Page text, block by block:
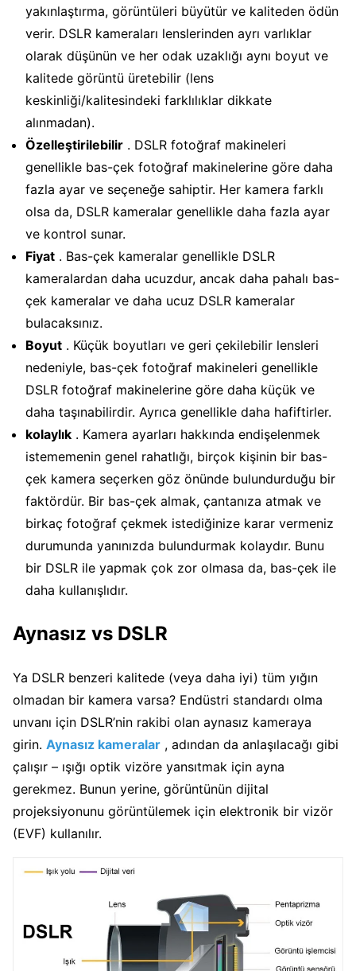
yakınlaştırma, görüntüleri büyütür ve kaliteden ödün
verir. DSLR kameraları lenslerinden ayrı varlıklar
olarak düşünün ve her odak uzaklığı aynı boyut ve
kalitede görüntü üretebilir (lens
keskinliği/kalitesindeki farklılıklar dikkate
alınmadan).
Özelleştirilebilir . DSLR fotoğraf makineleri
genellikle bas-çek fotoğraf makinelerine göre daha
fazla ayar ve seçeneğe sahiptir. Her kamera farklı
olsa da, DSLR kameralar genellikle daha fazla ayar
ve kontrol sunar.
Fiyat . Bas-çek kameralar genellikle DSLR
kameralardan daha ucuzdur, ancak daha pahalı bas-
çek kameralar ve daha ucuz DSLR kameralar
bulacaksınız.
Boyut . Küçük boyutları ve geri çekilebilir lensleri
nedeniyle, bas-çek fotoğraf makineleri genellikle
DSLR fotoğraf makinelerine göre daha küçük ve
daha taşınabilirdir. Ayrıca genellikle daha hafiftirler.
kolaylık . Kamera ayarları hakkında endişelenmek
istememenin genel rahatlığı, birçok kişinin bir bas-
çek kamera seçerken göz önünde bulundurduğu bir
faktördür. Bir bas-çek almak, çantanıza atmak ve
birkaç fotoğraf çekmek istediğinize karar vermeniz
durumunda yanınızda bulundurmak kolaydır. Bunu
bir DSLR ile yapmak çok zor olmasa da, bas-çek ile
daha kullanışlıdır.
Aynasız vs DSLR
Ya DSLR benzeri kalitede (veya daha iyi) tüm yığın
olmadan bir kamera varsa? Endüstri standardı olma
unvanı için DSLR’nin rakibi olan aynasız kameraya
girin. Aynasız kameralar , adından da anlaşılacağı gibi
çalışır – ışığı optik vizöre yansıtmak için ayna
gerekmez. Bunun yerine, görüntünün dijital
projeksiyonunu görüntülemek için elektronik bir vizör
(EVF) kullanılır.